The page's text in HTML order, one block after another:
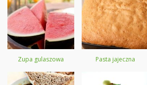
Zupa gulaszowa Pasta jajeczna